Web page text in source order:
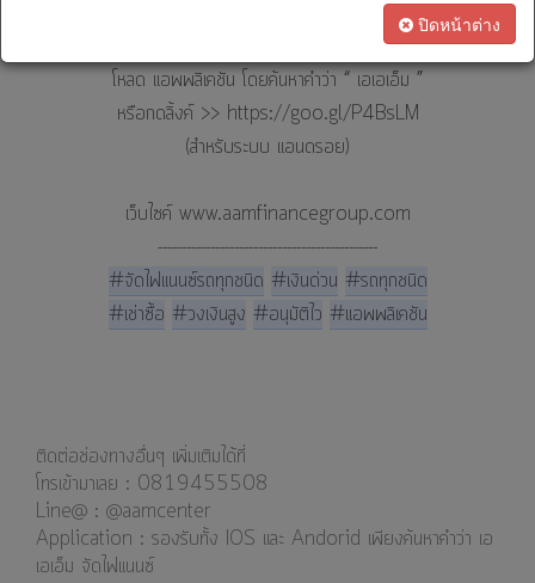
ตัวแทน
โหลด แอพพลิเคชัน โดยค้นหาคำว่า “ เอเอเอ็ม ”
หรือกดลิ้งค์ >> https://goo.gl/P4BsLM
(สำหรับระบบ แอนดรอย)
เว็บไซค์ www.aamfinancegroup.com
----------------------------------------------
#จัดไฟแนนซ์รถทุกชนิด #เงินด่วน #รถทุกชนิด
#เช่าซื้อ #วงเงินสูง #อนุมัติไว #แอพพลิเคชัน
ติดต่อช่องทางอื่นๆ เพิ่มเติมได้ที่
โทรเข้ามาเลย : 0819455508
Line@ : @aamcenter
⁣⁣⁣Application : รองรับทั้ง IOS และ Andorid เพียงค้นหาคำว่า เอ
เอเอ็ม จัดไฟแนนซ์
ปิดหน้าต่าง